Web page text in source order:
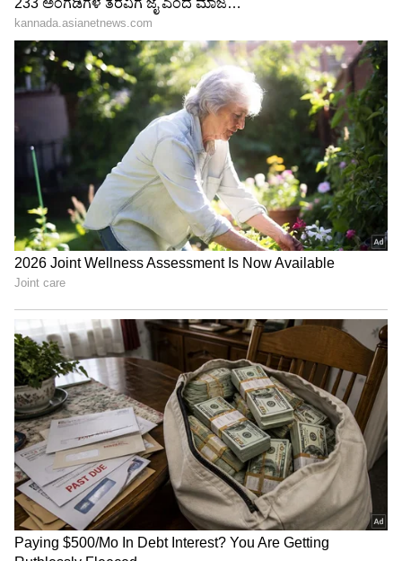
ಸವಾಲು ಅಂತ ಪರಿಗಣಿಸಬೇಕು ಅಂತಾನೂ ಅವರು
ಸೇರಿಸಿದ್ದಾರೆ.
ವಿದ್ಯಾರ್ಥಿಗಳಿಗಾಗಿ ಸುಧಾರಣೆಗಳ ಘೋಷಣೆ
ವಿದ್ಯಾರ್ಥಿಗಳು ಪಾವತಿಸಿದ ಶುಲ್ಕವನ್ನು ವಾಪಸ್ ನೀಡುವುದು
ಮತ್ತು ಮುಂಬರುವ ಪರೀಕ್ಷೆಗೆ ಯಾವುದೇ ಶುಲ್ಕ
ವಿಧಿಸದಿರುವುದು ಸೇರಿದಂತೆ ಹಲವು ಸುಧಾರಣೆಗಳನ್ನು ಶಿಕ್ಷಣ
ಸಚಿವರು ಘೋಷಿಸಿದ್ದಾರೆ. "ನಾವು ವಿದ್ಯಾರ್ಥಿಗಳ ಶುಲ್ಕವನ್ನು
ಹಿಂತಿರುಗಿಸುತ್ತೇವೆ. ಮುಂಬರುವ ಪರೀಕ್ಷೆಗೆ ಶೂನ್ಯ ಶುಲ್ಕ
ಇರಲಿದೆ" ಅಂತ ಪ್ರಧಾನ್ ಸ್ಪಷ್ಟಪಡಿಸಿದ್ದಾರೆ.